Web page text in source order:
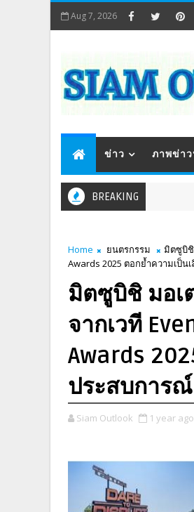
Aug 7, 2026
ข่าว ภาพข่า
BREAKING
Home ยนตรกรรม
มิตซูบิชิ
Awards 2025 ตอกย้ำความเป็
มิตซูบิชิ มอเ
จากเวที
Awards
ประสบการ
Siam Outlook 1 year ago